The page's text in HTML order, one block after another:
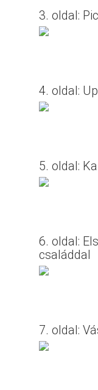
3. oldal:
4. oldal:
5. oldal:
6. oldal:
családdal
7. oldal: